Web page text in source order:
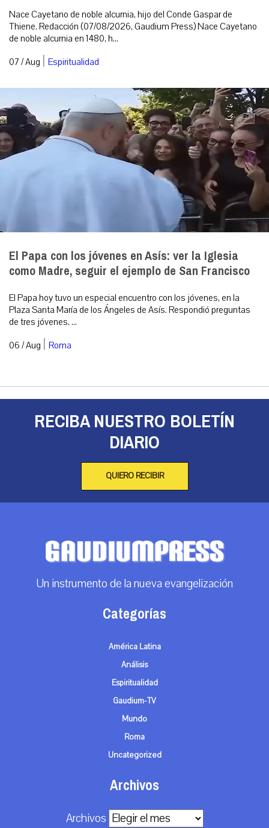
Nace Cayetano de noble alcurnia, hijo del Conde Gaspar de
Thiene. Redacción (07/08/2026, Gaudium Press) Nace Cayetano
de noble alcurnia en 1480, h...
07 / Aug | Espiritualidad
El Papa con los jóvenes en Asís: ver la Iglesia
como Madre, seguir el ejemplo de San Francisco
El Papa hoy tuvo un especial encuentro con los jóvenes, en la
Plaza Santa María de los Ángeles de Asís. Respondió preguntas
de tres jóvenes. ...
06 / Aug | Roma
RECIBA NUESTRO BOLETÍN
DIARIO
QUIERO RECIBIR
Un instrumento de la nueva evangelización
Categorías
América Latina
Análisis
Espiritualidad
Gaudium-TV
Mundo
Roma
Uncategorized
Archivos
Archivos